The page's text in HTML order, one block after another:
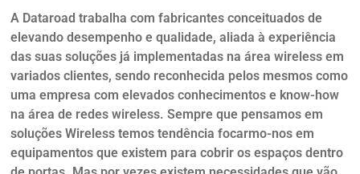
A Dataroad trabalha com fabricantes conceituados de
elevando desempenho e qualidade, aliada à experiência
das suas soluções já implementadas na área wireless em
variados clientes, sendo reconhecida pelos mesmos como
uma empresa com elevados conhecimentos e know-how
na área de redes wireless. Sempre que pensamos em
soluções Wireless temos tendência focarmo-nos em
equipamentos que existem para cobrir os espaços dentro